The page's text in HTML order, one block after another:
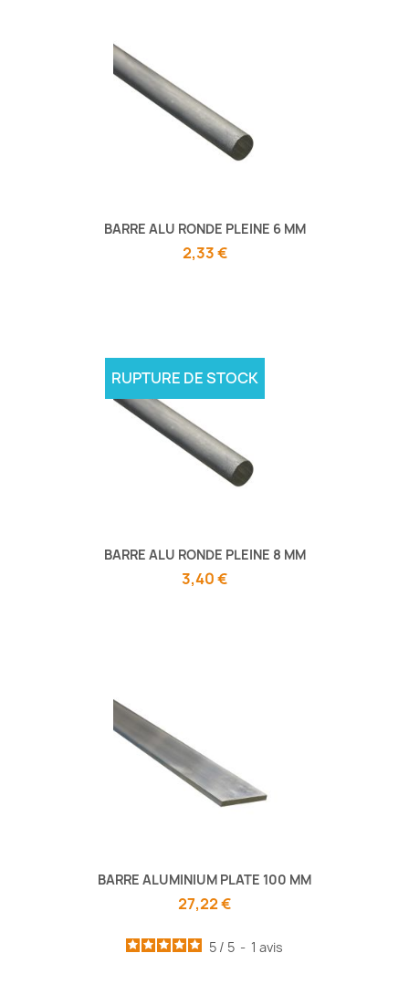
BARRE ALU RONDE PLEINE 6 MM
2,33 €
BARRE ALU RONDE PLEINE 8 MM
3,40 €
RUPTURE DE STOCK
BARRE ALUMINIUM PLATE 100 MM
27,22 €
5 / 5 - 1 avis